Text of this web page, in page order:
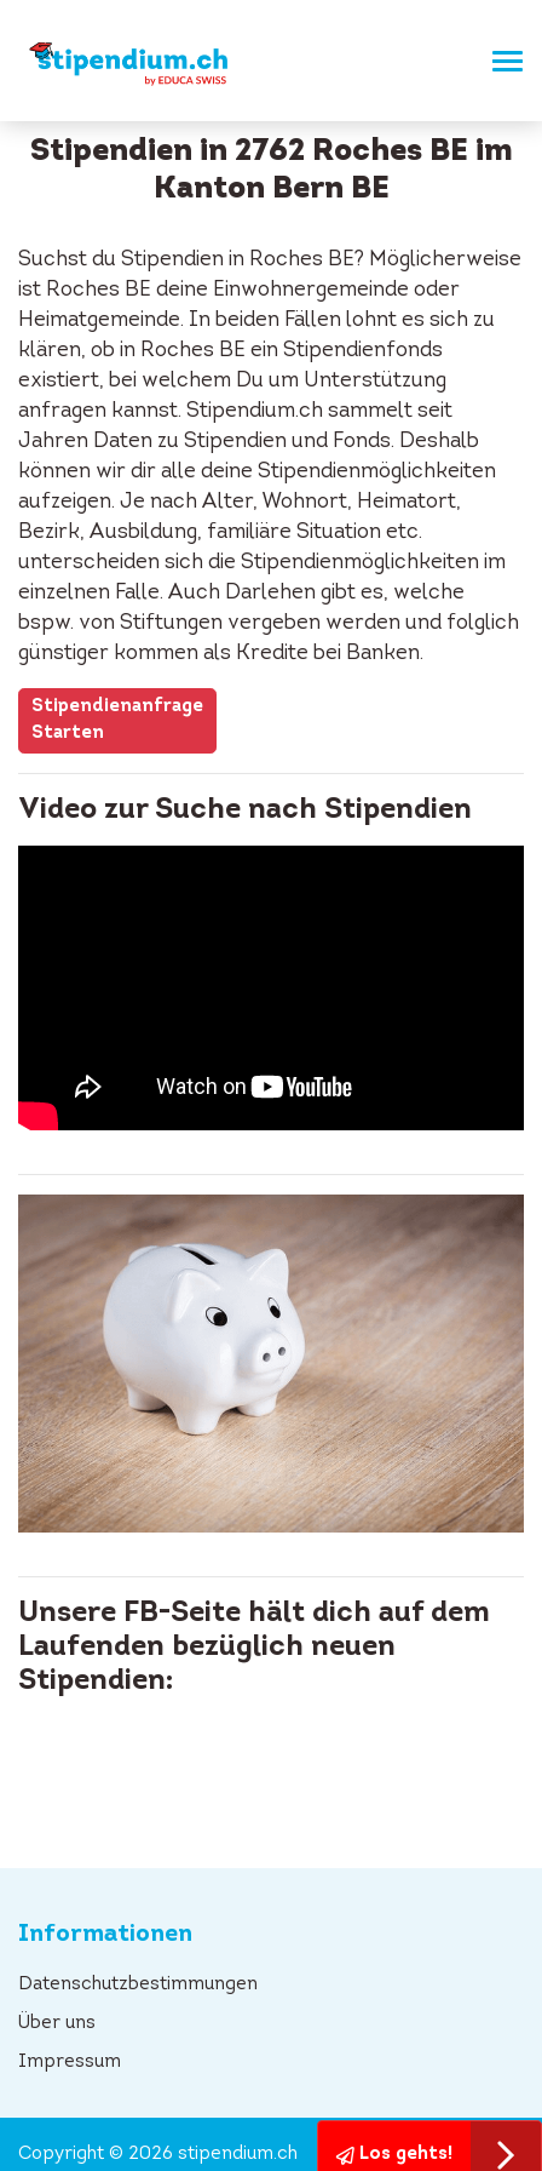
Stipendien in 2762 Roches BE im
Kanton Bern BE
Suchst du Stipendien in Roches BE? Möglicherweise
ist Roches BE deine Einwohnergemeinde oder
Heimatgemeinde. In beiden Fällen lohnt es sich zu
klären, ob in Roches BE ein Stipendienfonds
existiert, bei welchem Du um Unterstützung
anfragen kannst. Stipendium.ch sammelt seit
Jahren Daten zu Stipendien und Fonds. Deshalb
können wir dir alle deine Stipendienmöglichkeiten
aufzeigen. Je nach Alter, Wohnort, Heimatort,
Bezirk, Ausbildung, familiäre Situation etc.
unterscheiden sich die Stipendienmöglichkeiten im
einzelnen Falle. Auch Darlehen gibt es, welche
bspw. von Stiftungen vergeben werden und folglich
günstiger kommen als Kredite bei Banken.
Stipendienanfrage
Starten
Video zur Suche nach Stipendien
Unsere FB-Seite hält dich auf dem
Laufenden bezüglich neuen
Stipendien:
Informationen
Datenschutzbestimmungen
Über uns
Impressum
Los gehts!
Copyright © 2026 stipendium.ch